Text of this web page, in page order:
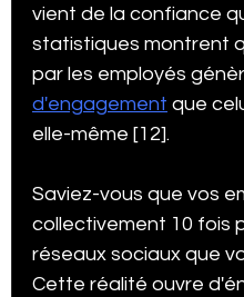
vient de la confiance
statistiques montrent
par les employés
d'engagement que
elle-même [12].
Saviez-vous que vos
collectivement 10 fois
réseaux sociaux que
Cette réalité ouvre